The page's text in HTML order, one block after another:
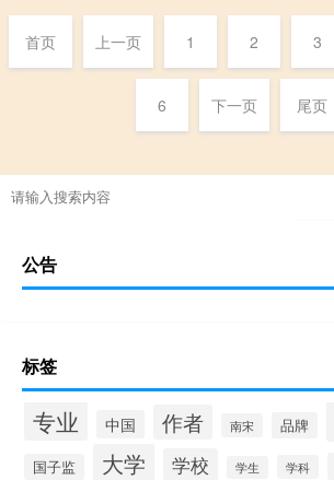
首页 上一页 1 2 3
6 下一页 尾页
公告
标签
专业 中国 作者 南宋 品牌
国子监 大学 学校 学生 学科